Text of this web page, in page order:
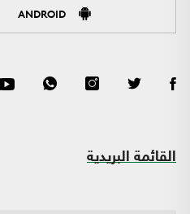
ANDROID
القائمة البريدية